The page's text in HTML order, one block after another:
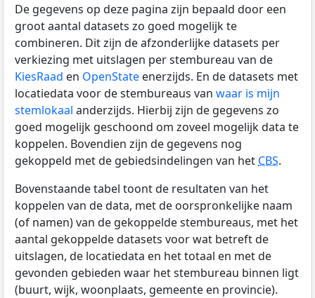
De gegevens op deze pagina zijn bepaald door een
groot aantal datasets zo goed mogelijk te
combineren. Dit zijn de afzonderlijke datasets per
verkiezing met uitslagen per stembureau van de
KiesRaad en OpenState enerzijds. En de datasets met
locatiedata voor de stembureaus van waar is mijn
stemlokaal anderzijds. Hierbij zijn de gegevens zo
goed mogelijk geschoond om zoveel mogelijk data te
koppelen. Bovendien zijn de gegevens nog
gekoppeld met de gebiedsindelingen van het CBS.
Bovenstaande tabel toont de resultaten van het
koppelen van de data, met de oorspronkelijke naam
(of namen) van de gekoppelde stembureaus, met het
aantal gekoppelde datasets voor wat betreft de
uitslagen, de locatiedata en het totaal en met de
gevonden gebieden waar het stembureau binnen ligt
(buurt, wijk, woonplaats, gemeente en provincie).